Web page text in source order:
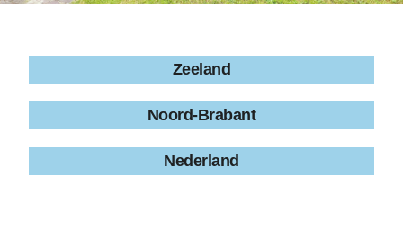
Zeeland
Noord-Brabant
Nederland